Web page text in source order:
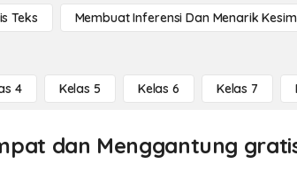
Teks Membuat Inferensi Dan Menarik
4 Kelas 5 Kelas 6 Kelas 7
dan Menggantung